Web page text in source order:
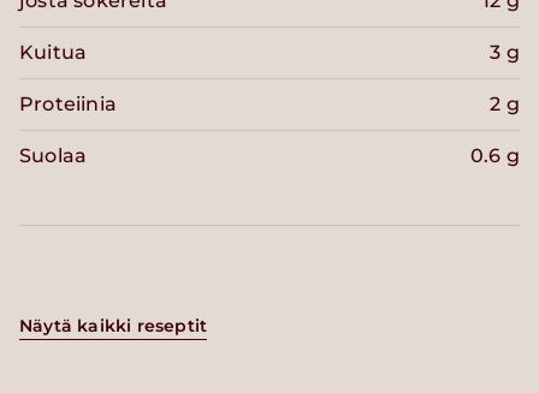
Kuitua 3 g
Proteiinia 2 g
Suolaa 0.6 g
Näytä kaikki reseptit